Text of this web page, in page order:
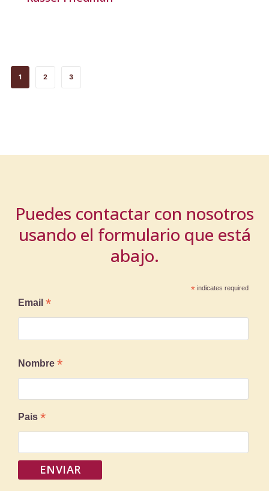
1 2 3
Puedes contactar con nosotros
usando el formulario que está
abajo.
* indicates required
Email*
Nombre*
Pais*